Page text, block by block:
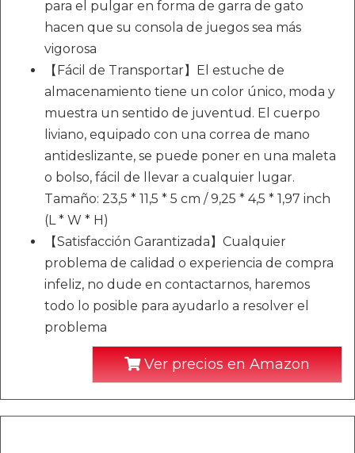
para el pulgar en forma de garra de gato
hacen que su consola de juegos sea más
vigorosa
【Fácil de Transportar】El estuche de
almacenamiento tiene un color único, moda y
muestra un sentido de juventud. El cuerpo
liviano, equipado con una correa de mano
antideslizante, se puede poner en una maleta
o bolso, fácil de llevar a cualquier lugar.
Tamaño: 23,5 * 11,5 * 5 cm / 9,25 * 4,5 * 1,97 inch
(L * W * H)
【Satisfacción Garantizada】Cualquier
problema de calidad o experiencia de compra
infeliz, no dude en contactarnos, haremos
todo lo posible para ayudarlo a resolver el
problema
Ver precios en Amazon